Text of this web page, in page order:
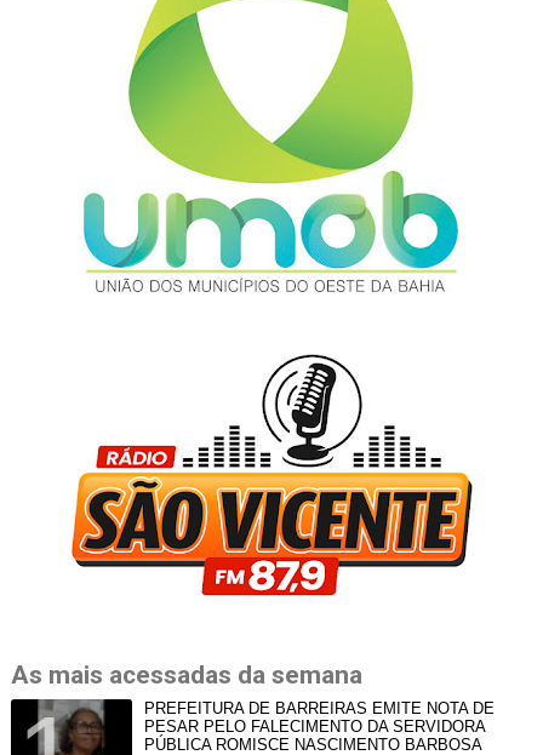
As mais acessadas da semana
PREFEITURA DE BARREIRAS EMITE NOTA DE
PESAR PELO FALECIMENTO DA SERVIDORA
PÚBLICA ROMISCE NASCIMENTO BARBOSA